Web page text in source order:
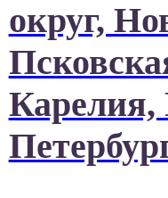
округ,
Карелия,